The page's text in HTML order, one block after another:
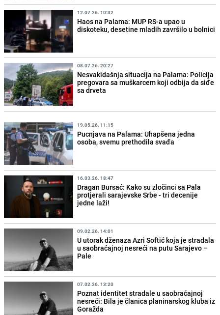
12.07.26. 10:32
Haos na Palama: MUP RS-a upao u
diskoteku, desetine mladih završilo u bolnici
08.07.26. 20:27
Nesvakidašnja situacija na Palama: Policija
pregovara sa muškarcem koji odbija da siđe
sa drveta
19.05.26. 11:15
Pucnjava na Palama: Uhapšena jedna
osoba, svemu prethodila svađa
16.03.26. 18:47
Dragan Bursać: Kako su zločinci sa Pala
protjerali sarajevske Srbe - tri decenije
jedne laži!
09.02.26. 14:01
U utorak dženaza Azri Softić koja je stradala
u saobraćajnoj nesreći na putu Sarajevo –
Pale
07.02.26. 13:20
Poznat identitet stradale u saobraćajnoj
nesreći: Bila je članica planinarskog kluba iz
Goražda